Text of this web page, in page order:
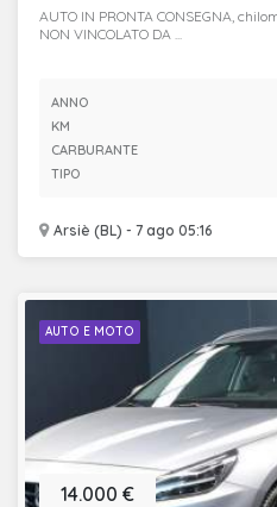
Arsiè (BL) - 7 ago 05:16
AUTO IN PRONTA CONSEGNA,
NON VINCOLATO DA ...
ANNO
KM
CARBURANTE
TIPO
AUTO E MOTO
14.000 €